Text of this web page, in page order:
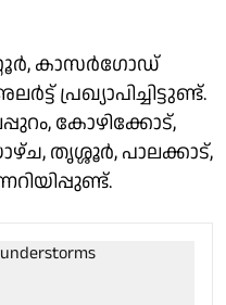
കാസർഗോഡ്
പ്രഖ്യാപിച്ചിട്ടുണ്ട്.
കോഴിക്കോട്,
തൃശ്ശൂർ, പാലക്കാട്,